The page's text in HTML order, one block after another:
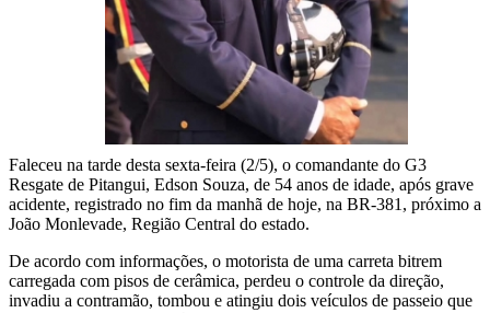
Faleceu na tarde desta sexta-feira (2/5), o comandante do G3
Resgate de Pitangui, Edson Souza, de 54 anos de idade, após grave
acidente, registrado no fim da manhã de hoje, na BR-381, próximo a
João Monlevade, Região Central do estado.
De acordo com informações, o motorista de uma carreta bitrem
carregada com pisos de cerâmica, perdeu o controle da direção,
invadiu a contramão, tombou e atingiu dois veículos de passeio que